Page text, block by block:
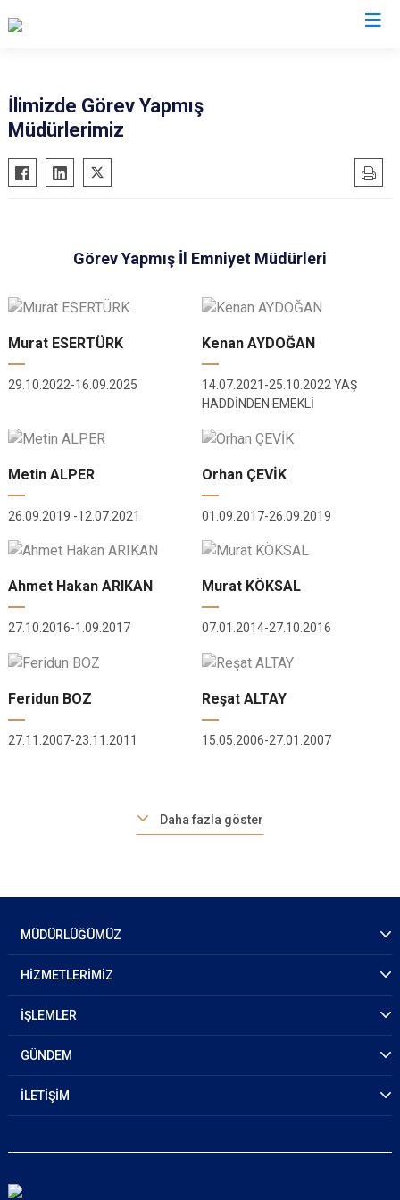
İlimizde Görev Yapmış
Müdürlerimiz
Görev Yapmış İl Emniyet Müdürleri
Murat ESERTÜRK
29.10.2022-16.09.2025
Kenan AYDOĞAN
14.07.2021-25.10.2022 YAŞ
HADDİNDEN EMEKLİ
Metin ALPER
26.09.2019 -12.07.2021
Orhan ÇEVİK
01.09.2017-26.09.2019
Ahmet Hakan ARIKAN
27.10.2016-1.09.2017
Murat KÖKSAL
07.01.2014-27.10.2016
Feridun BOZ
27.11.2007-23.11.2011
Reşat ALTAY
15.05.2006-27.01.2007
Daha fazla göster
MÜDÜRLÜĞÜMÜZ
HİZMETLERİMİZ
İŞLEMLER
GÜNDEM
İLETİŞİM